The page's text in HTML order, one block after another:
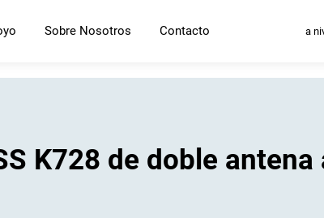
Sobre Nosotros Contacto a
K728 de doble antena